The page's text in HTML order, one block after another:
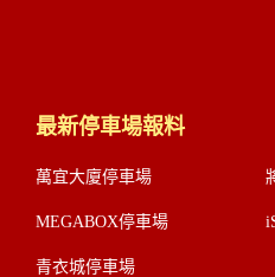
最新停車場報料
萬宜大廈停車場
MEGABOX停車場
青衣城停車場